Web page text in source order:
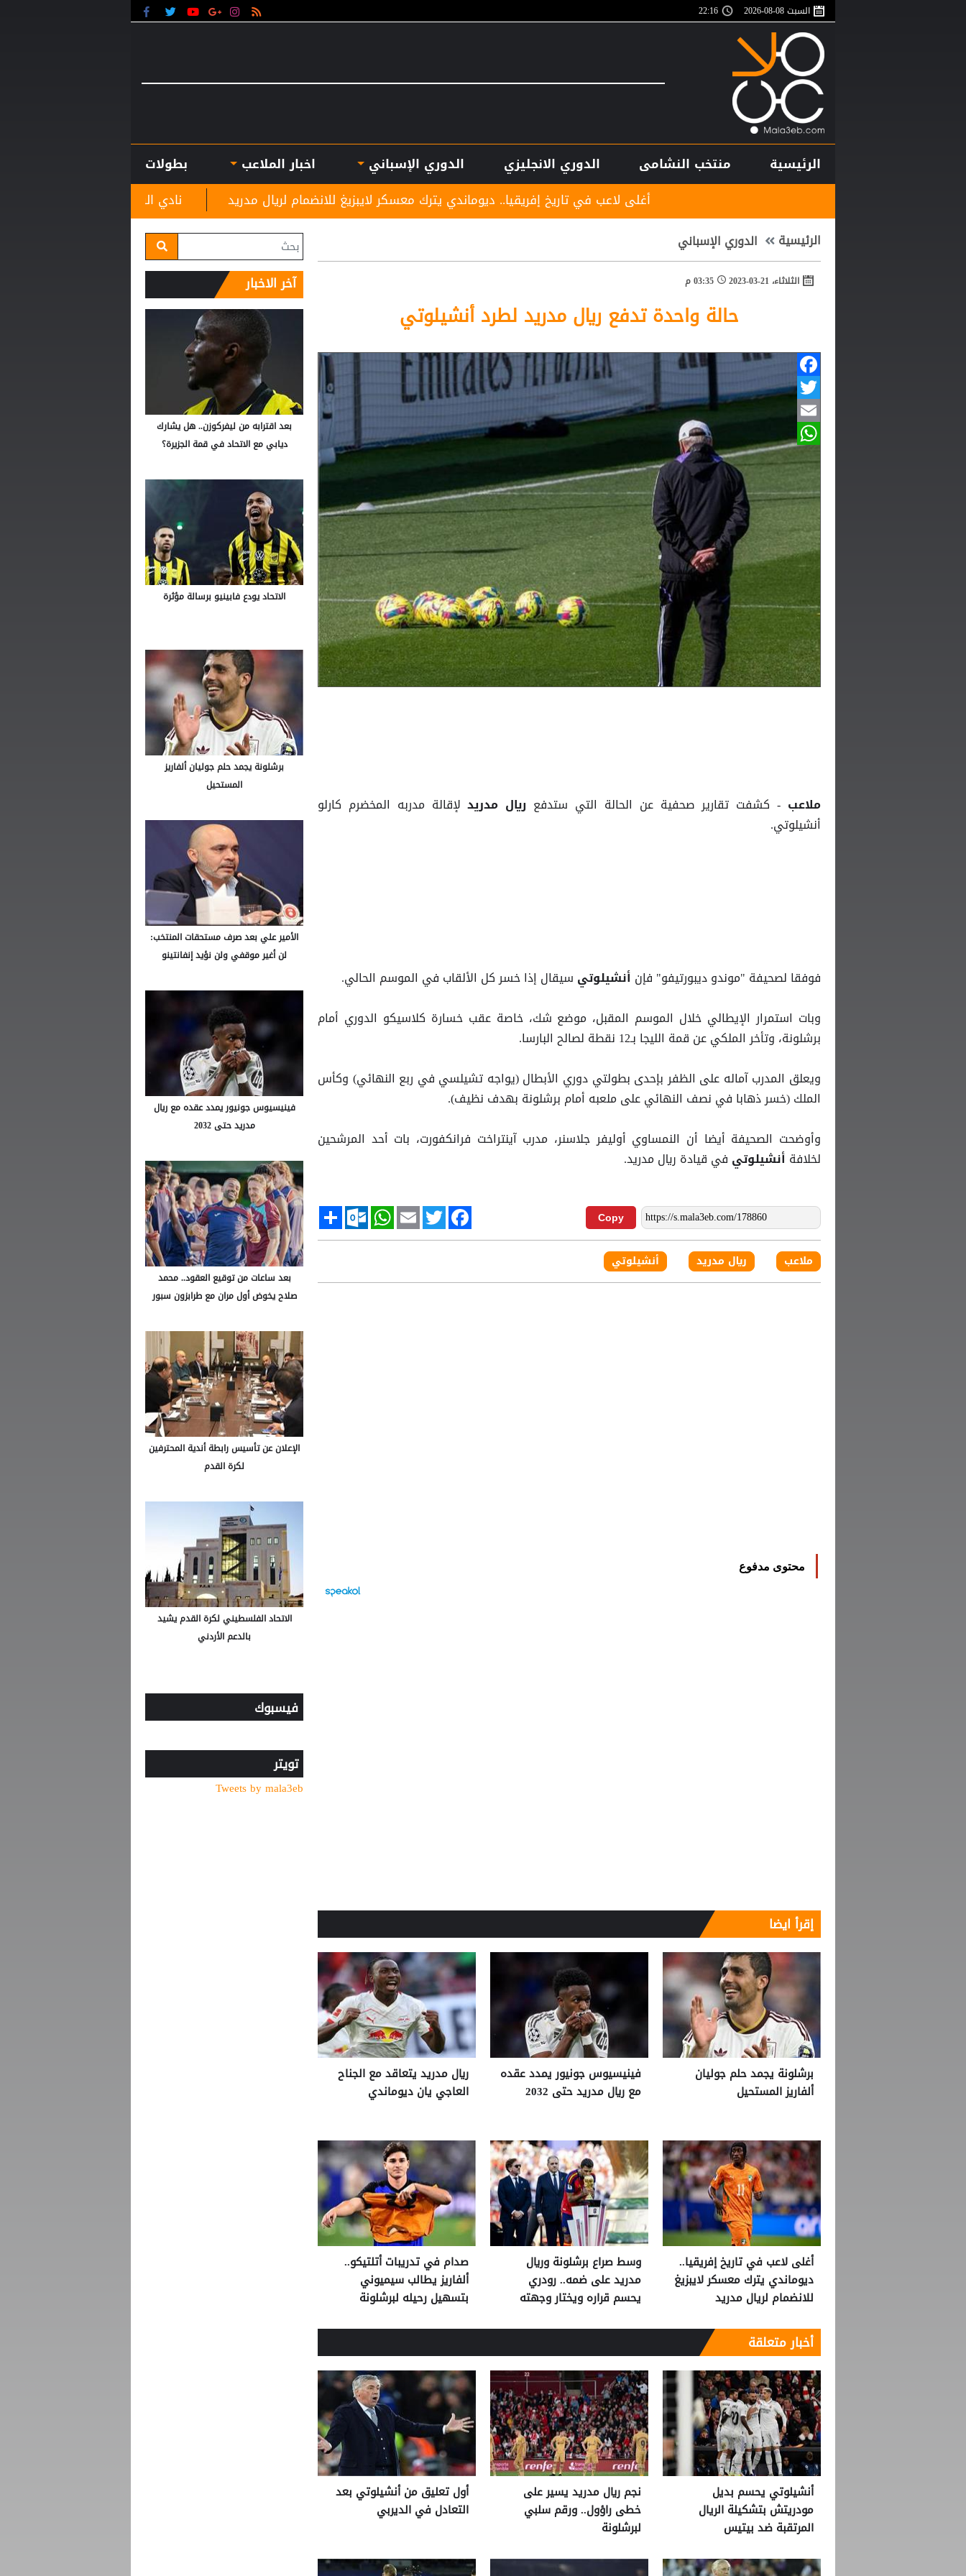
السبت 08-08-2026 22:16
الرئيسية منتخب النشامى الدوري الانجليزي الدوري الإسباني اخبار الملاعب
بطولات
نادي الرمثا يستقبل مدربه الجديد غاسانين
أغلى لاعب في تاريخ إفريقيا.. ديوماندي يترك معسكر لايبزيغ للانضمام لريال مدريد
الرئيسية الدوري الإسباني
الثلاثاء، 21-03-2023 03:35 م
حالة واحدة تدفع ريال مدريد لطرد أنشيلوتي
Facebook
Twitter
Email
WhatsApp
ملاعب - كشفت تقارير صحفية عن الحالة التي ستدفع ريال مدريد لإقالة مدربه المخضرم كارلو
أنشيلوتي.
فوفقا لصحيفة "موندو ديبورتيفو" فإن أنشيلوتي سيقال إذا خسر كل الألقاب في الموسم الحالي.
وبات استمرار الإيطالي خلال الموسم المقبل، موضع شك، خاصة عقب خسارة كلاسيكو الدوري أمام
برشلونة، وتأخر الملكي عن قمة الليجا بـ12 نقطة لصالح البارسا.
ويعلق المدرب آماله على الظفر بإحدى بطولتي دوري الأبطال (يواجه تشيلسي في ربع النهائي) وكأس
الملك (خسر ذهابا في نصف النهائي على ملعبه أمام برشلونة بهدف نظيف).
وأوضحت الصحيفة أيضا أن النمساوي أوليفر جلاسنر، مدرب آينتراخت فرانكفورت، بات أحد المرشحين
لخلافة أنشيلوتي في قيادة ريال مدريد.
Copy
Facebook
Twitter
Email
WhatsApp
Outlook.com
Share
ملاعب ريال مدريد أنشيلوتي
محتوى مدفوع
إقرأ ايضا
برشلونة يجمد حلم جوليان
ألفاريز المستحيل
فينيسيوس جونيور يمدد عقده
مع ريال مدريد حتى 2032
ريال مدريد يتعاقد مع الجناح
العاجي يان ديوماندي
أغلى لاعب في تاريخ إفريقيا..
ديوماندي يترك معسكر لايبزيغ
للانضمام لريال مدريد
وسط صراع برشلونة وريال
مدريد على ضمه.. رودري
يحسم قراره ويختار وجهته
صدام في تدريبات أتلتيكو..
ألفاريز يطالب سيميوني
بتسهيل رحيله لبرشلونة
أخبار متعلقة
أنشيلوتي يحسم بديل
مودريتش بتشكيلة الريال
المرتقبة ضد بيتيس
نجم ريال مدريد يسير على
خطى راؤول.. ورقم سلبي
لبرشلونة
أول تعليق من أنشيلوتي بعد
التعادل في الديربي
آخر الاخبار
بعد اقترابه من ليفركوزن.. هل يشارك
ديابي مع الاتحاد في قمة الجزيرة؟
الاتحاد يودع فابينيو برسالة مؤثرة
برشلونة يجمد حلم جوليان ألفاريز
المستحيل
الأمير علي بعد صرف مستحقات المنتخب:
لن أغير موقفي ولن نؤيد إنفانتينو
فينيسيوس جونيور يمدد عقده مع ريال
مدريد حتى 2032
بعد ساعات من توقيع العقود.. محمد
صلاح يخوض أول مران مع طرابزون سبور
الإعلان عن تأسيس رابطة أندية المحترفين
لكرة القدم
الاتحاد الفلسطيني لكرة القدم يشيد
بالدعم الأردني
فيسبوك
تويتر
Tweets by mala3eb